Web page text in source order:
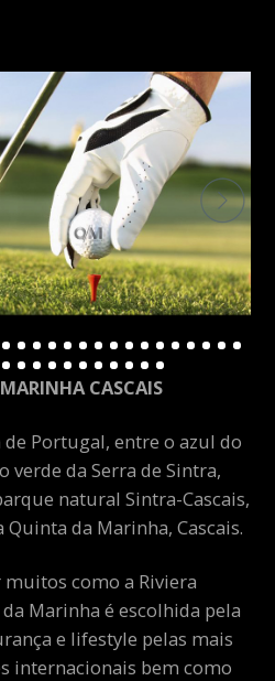
CASCAIS
Portugal, entre o azul do
verde da Serra de Sintra,
natural Sintra-Cascais,
da Marinha, Cascais.
como a Riviera
Marinha é escolhida pela
e lifestyle pelas mais
internacionais bem como